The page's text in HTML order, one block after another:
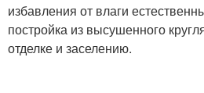
избавления от влаги
постройка из высушенного
отделке и заселению.